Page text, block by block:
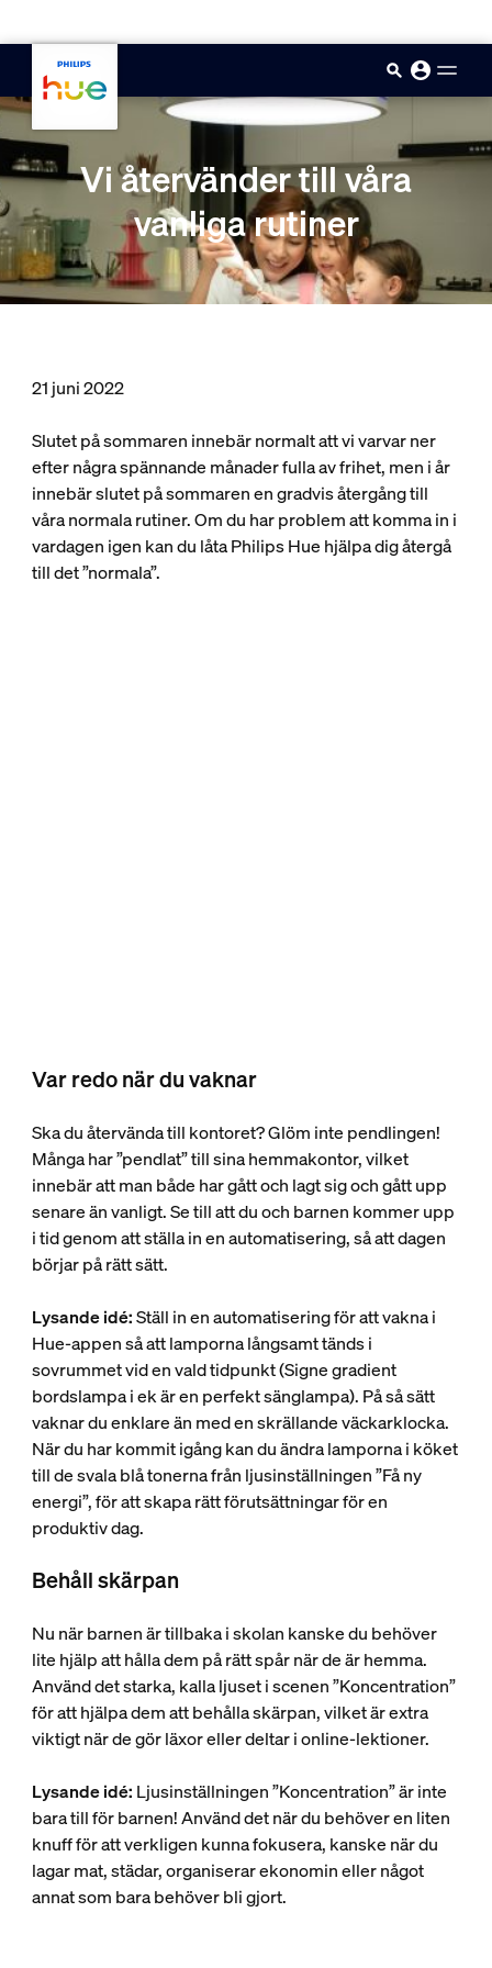
Vi återvänder till våra
vanliga rutiner
21 juni 2022
Slutet på sommaren innebär normalt att vi varvar ner
efter några spännande månader fulla av frihet, men i år
innebär slutet på sommaren en gradvis återgång till
våra normala rutiner. Om du har problem att komma in i
vardagen igen kan du låta Philips Hue hjälpa dig återgå
till det ”normala”.
Var redo när du vaknar
Ska du återvända till kontoret? Glöm inte pendlingen!
Många har ”pendlat” till sina hemmakontor, vilket
innebär att man både har gått och lagt sig och gått upp
senare än vanligt. Se till att du och barnen kommer upp
i tid genom att ställa in en automatisering, så att dagen
börjar på rätt sätt.
Lysande idé:Ställ in en automatisering för att vakna i
Hue-appen så att lamporna långsamt tänds i
sovrummet vid en vald tidpunkt (Signe gradient
bordslampa i ek är en perfekt sänglampa). På så sätt
vaknar du enklare än med en skrällande väckarklocka.
När du har kommit igång kan du ändra lamporna i köket
till de svala blå tonerna från ljusinställningen ”Få ny
energi”, för att skapa rätt förutsättningar för en
produktiv dag.
Behåll skärpan
Nu när barnen är tillbaka i skolan kanske du behöver
lite hjälp att hålla dem på rätt spår när de är hemma.
Använd det starka, kalla ljuset i scenen ”Koncentration”
för att hjälpa dem att behålla skärpan, vilket är extra
viktigt när de gör läxor eller deltar i online-lektioner.
Lysande idé: Ljusinställningen ”Koncentration” är inte
bara till för barnen! Använd det när du behöver en liten
knuff för att verkligen kunna fokusera, kanske när du
lagar mat, städar, organiserar ekonomin eller något
annat som bara behöver bli gjort.